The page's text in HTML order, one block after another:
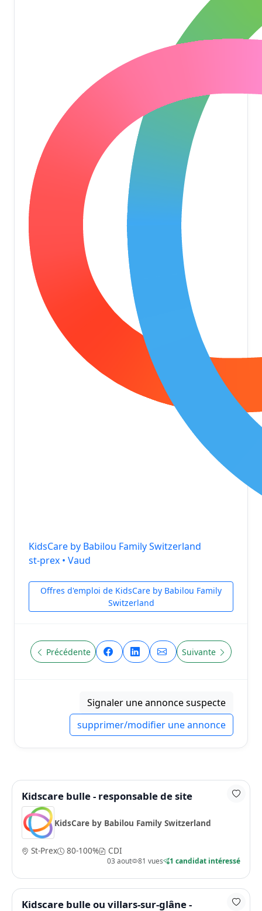
KidsCare by Babilou Family Switzerland
st-prex • Vaud
Offres d'emploi de KidsCare by Babilou Family
Switzerland
Précédente Suivante
Signaler une annonce suspecte
supprimer/modifier une annonce
Kidscare bulle - responsable de site
KidsCare by Babilou Family Switzerland
St-Prex 80-100% CDI
03 aout 81 vues 1 candidat intéressé
Kidscare bulle ou villars-sur-glâne -